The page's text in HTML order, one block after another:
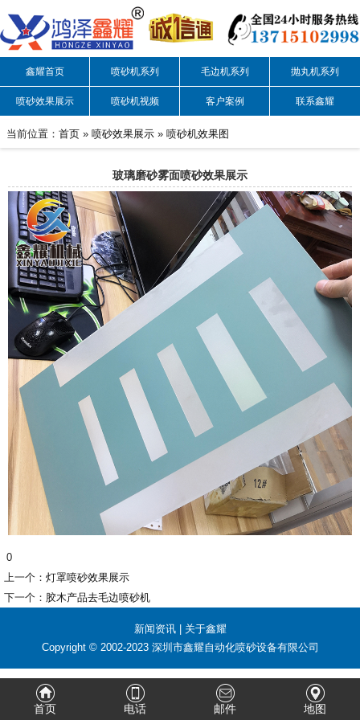
鑫耀首页 喷砂机系列 毛边机系列 抛丸机系列
喷砂效果展示 喷砂机视频 客户案例 联系鑫耀
当前位置： 首页 » 喷砂效果展示 » 喷砂机效果图
玻璃磨砂雾面喷砂效果展示
0
上一个： 灯罩喷砂效果展示
下一个： 胶木产品去毛边喷砂机
新闻资讯| 关于鑫耀
Copyright © 2002-2023 深圳市鑫耀自动化喷砂设备有限公司
首页 电话 邮件 地图